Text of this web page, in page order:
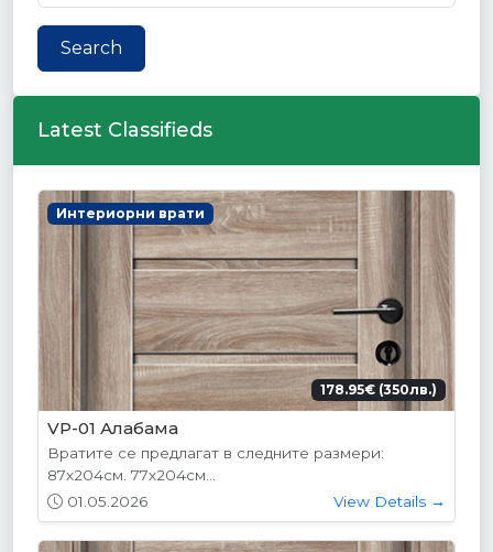
Search
Latest Classifieds
Интериорни врати
178.95€ (350лв.)
VP-01 Алабама
Вратите се предлагат в следните размери:
87х204см. 77х204см...
01.05.2026
View Details →